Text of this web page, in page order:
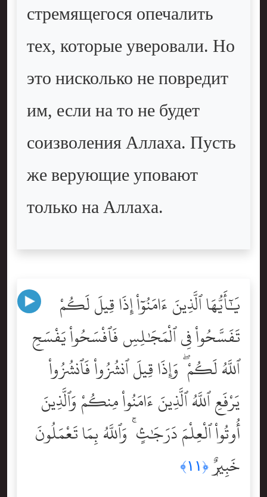
стремящегося опечалить
тех, которые уверовали. Но
это нисколько не повредит
им, если на то не будет
соизволения Аллаха. Пусть
же верующие уповают
только на Аллаха.
يَٰٓأَيُّهَا ٱلَّذِينَ ءَامَنُوٓاْ إِذَا قِيلَ لَكُمْ
تَفَسَّحُواْ فِى ٱلْمَجَٰلِسِ فَٱفْسَحُواْ يَفْسَحِ
ٱللَّهُ لَكُمْ ۖ وَإِذَا قِيلَ ٱنشُزُواْ فَٱنشُزُواْ
يَرْفَعِ ٱللَّهُ ٱلَّذِينَ ءَامَنُواْ مِنكُمْ وَٱلَّذِينَ
أُوتُواْ ٱلْعِلْمَ دَرَجَٰتٍۢ ۚ وَٱللَّهُ بِمَا تَعْمَلُونَ
خَبِيرٌۭ﴿١١﴾